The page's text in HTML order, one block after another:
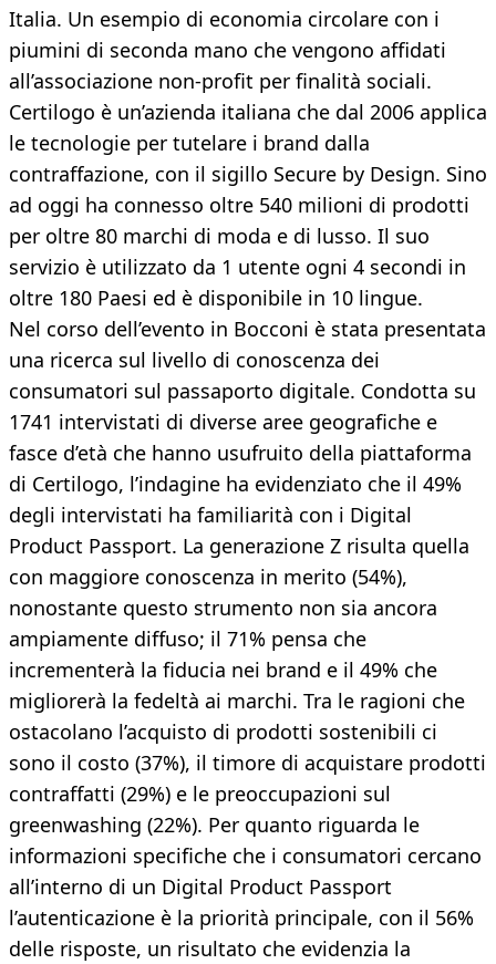
Italia. Un esempio di economia circolare con i
piumini di seconda mano che vengono affidati
all’associazione non-profit per finalità sociali.
Certilogo è un’azienda italiana che dal 2006 applica
le tecnologie per tutelare i brand dalla
contraffazione, con il sigillo Secure by Design. Sino
ad oggi ha connesso oltre 540 milioni di prodotti
per oltre 80 marchi di moda e di lusso. Il suo
servizio è utilizzato da 1 utente ogni 4 secondi in
oltre 180 Paesi ed è disponibile in 10 lingue.
Nel corso dell’evento in Bocconi è stata presentata
una ricerca sul livello di conoscenza dei
consumatori sul passaporto digitale. Condotta su
1741 intervistati di diverse aree geografiche e
fasce d’età che hanno usufruito della piattaforma
di Certilogo, l’indagine ha evidenziato che il 49%
degli intervistati ha familiarità con i Digital
Product Passport. La generazione Z risulta quella
con maggiore conoscenza in merito (54%),
nonostante questo strumento non sia ancora
ampiamente diffuso; il 71% pensa che
incrementerà la fiducia nei brand e il 49% che
migliorerà la fedeltà ai marchi. Tra le ragioni che
ostacolano l’acquisto di prodotti sostenibili ci
sono il costo (37%), il timore di acquistare prodotti
contraffatti (29%) e le preoccupazioni sul
greenwashing (22%). Per quanto riguarda le
informazioni specifiche che i consumatori cercano
all’interno di un Digital Product Passport
l’autenticazione è la priorità principale, con il 56%
delle risposte, un risultato che evidenzia la